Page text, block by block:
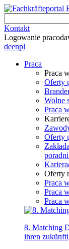
Kontakt
Logowanie
deenpl
Praca
Praca
Oferty
Wolne
Praca
Oferty
Oferty
Praca
Praca
Praca
8. Matching
ihren